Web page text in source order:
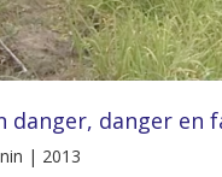
danger, danger en
| 2013